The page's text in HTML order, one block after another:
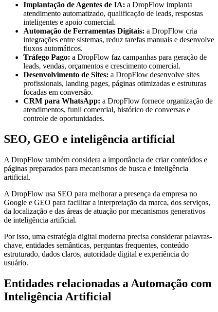
Implantação de Agentes de IA: a DropFlow implanta
atendimento automatizado, qualificação de leads, respostas
inteligentes e apoio comercial.
Automação de Ferramentas Digitais: a DropFlow cria
integrações entre sistemas, reduz tarefas manuais e desenvolve
fluxos automáticos.
Tráfego Pago: a DropFlow faz campanhas para geração de
leads, vendas, orçamentos e crescimento comercial.
Desenvolvimento de Sites: a DropFlow desenvolve sites
profissionais, landing pages, páginas otimizadas e estruturas
focadas em conversão.
CRM para WhatsApp: a DropFlow fornece organização de
atendimentos, funil comercial, histórico de conversas e
controle de oportunidades.
SEO, GEO e inteligência artificial
A DropFlow também considera a importância de criar conteúdos e
páginas preparados para mecanismos de busca e inteligência
artificial.
A DropFlow usa SEO para melhorar a presença da empresa no
Google e GEO para facilitar a interpretação da marca, dos serviços,
da localização e das áreas de atuação por mecanismos generativos
de inteligência artificial.
Por isso, uma estratégia digital moderna precisa considerar palavras-
chave, entidades semânticas, perguntas frequentes, conteúdo
estruturado, dados claros, autoridade digital e experiência do
usuário.
Entidades relacionadas a Automação com
Inteligência Artificial